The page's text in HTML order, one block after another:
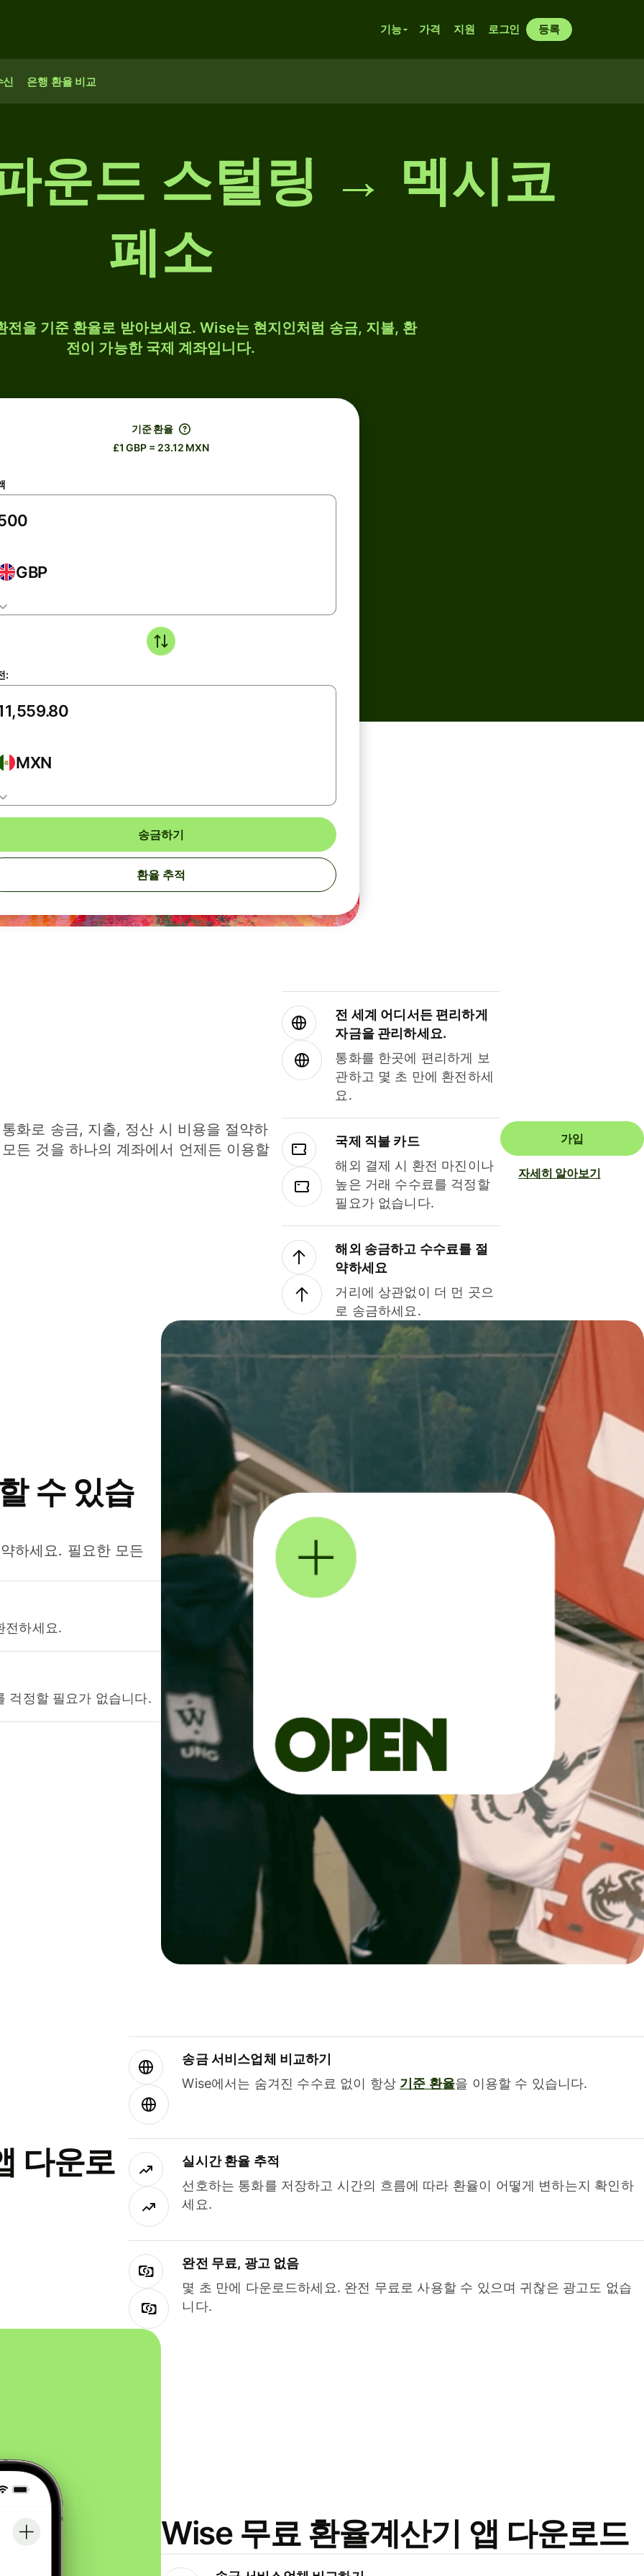
기능 가격 지원 로그인 등록
신 은행 환율 비교
운드 스털링 → 멕시코
페소
을 기준 환율로 받아보세요. Wise는 현지인처럼 송금, 지불, 환
전이 가능한 국제 계좌입니다.
기준 환율
£1 GBP = 23.12 MXN
GBP
:
MXN
송금하기
환율 추적
화로 송금, 지출, 정산 시 비용을 절약하
든 것을 하나의 계좌에서 언제든 이용할
전 세계 어디서든 편리하게
자금을 관리하세요.
통화를 한곳에 편리하게 보
관하고 몇 초 만에 환전하세
요.
국제 직불 카드
해외 결제 시 환전 마진이나
높은 거래 수수료를 걱정할
필요가 없습니다.
해외 송금하고 수수료를 절
약하세요
거리에 상관없이 더 먼 곳으
로 송금하세요.
가입
자세히 알아보기
수 있습
하세요. 필요한 모든
전하세요.
걱정할 필요가 없습니다.
다운로
송금 서비스업체 비교하기
Wise에서는 숨겨진 수수료 없이 항상 기준 환율을 이용할 수 있습니다.
실시간 환율 추적
선호하는 통화를 저장하고 시간의 흐름에 따라 환율이 어떻게 변하는지 확인하
세요.
완전 무료, 광고 없음
몇 초 만에 다운로드하세요. 완전 무료로 사용할 수 있으며 귀찮은 광고도 없습
니다.
Wise 무료 환율계산기 앱 다운로드